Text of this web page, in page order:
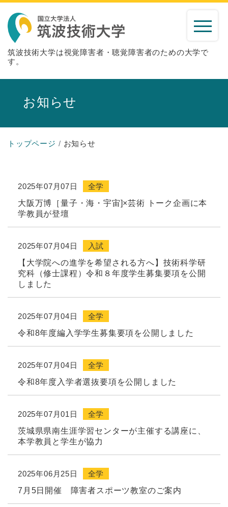
筑波技術大学は視覚障害者・聴覚障害者のための大学で
す。
お知らせ
トップページ お知らせ
2025年07月07日
全学
大阪万博［量子・海・宇宙]×芸術 トーク企画に本
学教員が登壇
2025年07月04日
入試
【大学院への進学を希望される方へ】技術科学研
究科（修士課程）令和８年度学生募集要項を公開
しました
2025年07月04日
全学
令和8年度編入学学生募集要項を公開しました
2025年07月04日
全学
令和8年度入学者選抜要項を公開しました
2025年07月01日
全学
茨城県県南生涯学習センターが主催する講座に、
本学教員と学生が協力
2025年06月25日
全学
7月5日開催 障害者スポーツ教室のご案内